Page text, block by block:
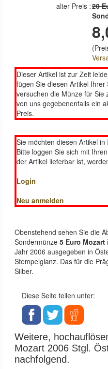
alter Preis :20
Dieser Artikel ist zur Zeit
fügen Sie diesen Artikel
versuchen die Münze für Sie
von uns gegebenenfalls ein
Preis.
Sie möchten diesen Artikel
Bitte loggen Sie sich mit
der Artikel lieferbar ist,
Login
Neu anmelden
Obenstehend sehen Sie die
Sondermünze 5 Euro
Jahr 2006 ausgegeben in
Stempelglanz. Das für die
Silber.
Diese Seite teilen unter:
Weitere,
Mozart 2006 Stgl.
nachfolgend.